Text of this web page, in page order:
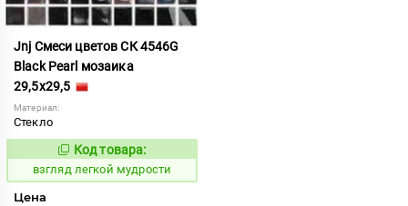
Jnj Смеси цветов СК 4546G
Black Pearl мозаика
29,5x29,5
Материал:
Стекло
130555
Код товара:
взгляд легкой мудрости
Цена